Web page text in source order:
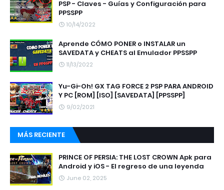
PSP - Claves - Guías y Configuración para
PPSSPP
10/14/2022
Aprende CÓMO PONER o INSTALAR un
SAVEDATA y CHEATS al Emulador PPSSPP
11/13/2022
Yu-Gi-Oh! GX TAG FORCE 2 PSP PARA ANDROID
Y PC [ROM] [ISO] [SAVEDATA] [PPSSPP]
9/02/2021
MÁS RECIENTE
PRINCE OF PERSIA: THE LOST CROWN Apk para
Android y iOS - El regreso de una leyenda
June 02, 2025